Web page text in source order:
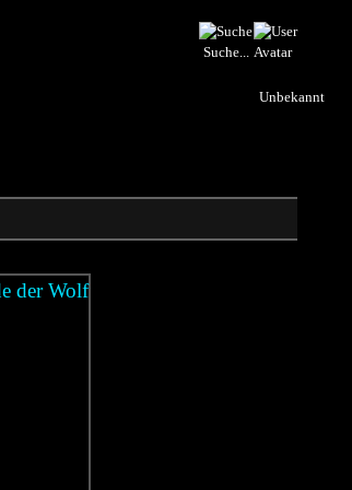
Suche...
Unbekannt